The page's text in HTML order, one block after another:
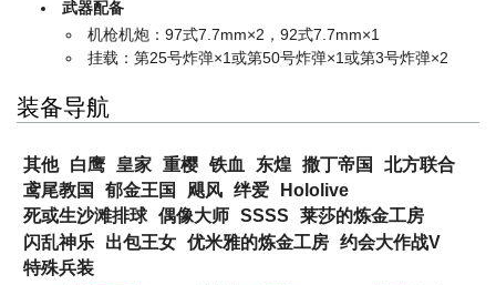
武器配备
机枪机炮：97式7.7mm×2，92式7.7mm×1
挂载：第25号炸弹×1或第50号炸弹×1或第3号炸弹×2
装备导航
其他 白鹰 皇家 重樱 铁血 东煌 撒丁帝国
北方联合
鸢尾教国
郁金王国 飓风 绊爱
Hololive
死或生沙滩排球 偶像大师 SSSS
莱莎的炼金工房
闪乱神乐
出包王女 优米雅的炼金工房 约会大作战V
特殊兵装